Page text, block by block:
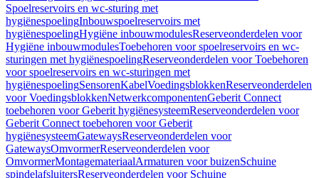
Spoelreservoirs en wc-sturing met
hygiënespoelingInbouwspoelreservoirs met
hygiënespoelingHygiëne inbouwmodulesReserveonderdelen voor
Hygiëne inbouwmodulesToebehoren voor spoelreservoirs en wc-
sturingen met hygiënespoelingReserveonderdelen voor Toebehoren
voor spoelreservoirs en wc-sturingen met
hygiënespoelingSensorenKabelVoedingsblokkenReserveonderdelen
voor VoedingsblokkenNetwerkcomponentenGeberit Connect
toebehoren voor Geberit hygiënesysteemReserveonderdelen voor
Geberit Connect toebehoren voor Geberit
hygiënesysteemGatewaysReserveonderdelen voor
GatewaysOmvormerReserveonderdelen voor
OmvormerMontagemateriaalArmaturen voor buizenSchuine
spindelafsluitersReserveonderdelen voor Schuine